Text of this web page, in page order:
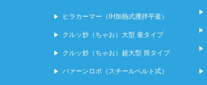
ヒラカーマー（IH加熱式攪拌平釜）
クルッ炒（ちゃお）大型 釜タイプ
クルッ炒（ちゃお）超大型 筒タイプ
バァーンロボ（スチールベルト式）